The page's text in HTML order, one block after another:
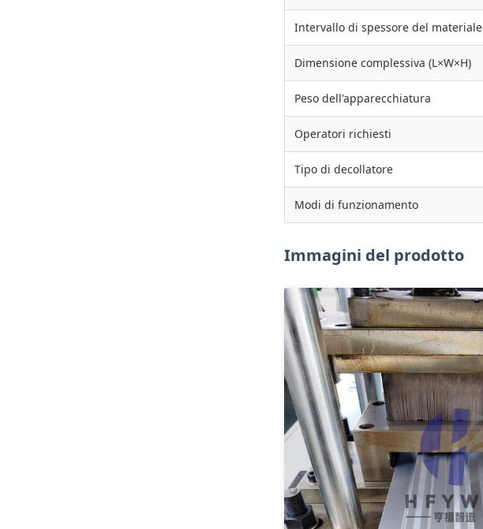
Intervallo di spessore del materiale
Dimensione complessiva (L×W×H)
Peso dell'apparecchiatura
Operatori richiesti
Tipo di decollatore
Modi di funzionamento
Immagini del prodotto